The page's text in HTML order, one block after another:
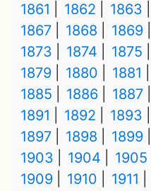
1861
1862 1863
1867
1868 1869
1873
1874 1875
1879
1880 1881
1885
1886 1887
1891
1892 1893
1897
1898 1899
1903
1904 1905
1909
1910 1911